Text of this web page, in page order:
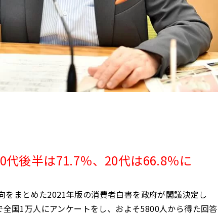
代後半は71.7％、20代は66.8％に
をまとめた2021年版の消費者白書を政府が閣議決定し
全国1万人にアンケートをし、およそ5800人から得た回答